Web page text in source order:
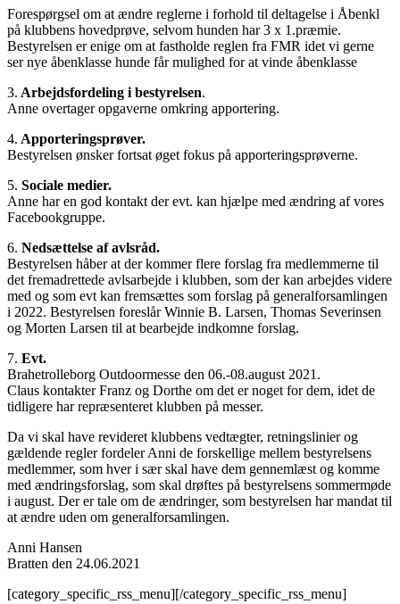
Forespørgsel om at ændre reglerne i forhold til deltagelse i Åbenkl
på klubbens hovedprøve, selvom hunden har 3 x 1.præmie.
Bestyrelsen er enige om at fastholde reglen fra FMR idet vi gerne
ser nye åbenklasse hunde får mulighed for at vinde åbenklasse
3. Arbejdsfordeling i bestyrelsen.
Anne overtager opgaverne omkring apportering.
4. Apporteringsprøver.
Bestyrelsen ønsker fortsat øget fokus på apporteringsprøverne.
5. Sociale medier.
Anne har en god kontakt der evt. kan hjælpe med ændring af vores
Facebookgruppe.
6. Nedsættelse af avlsråd.
Bestyrelsen håber at der kommer flere forslag fra medlemmerne til
det fremadrettede avlsarbejde i klubben, som der kan arbejdes videre
med og som evt kan fremsættes som forslag på generalforsamlingen
i 2022. Bestyrelsen foreslår Winnie B. Larsen, Thomas Severinsen
og Morten Larsen til at bearbejde indkomne forslag.
7. Evt.
Brahetrolleborg Outdoormesse den 06.-08.august 2021.
Claus kontakter Franz og Dorthe om det er noget for dem, idet de
tidligere har repræsenteret klubben på messer.
Da vi skal have revideret klubbens vedtægter, retningslinier og
gældende regler fordeler Anni de forskellige mellem bestyrelsens
medlemmer, som hver i sær skal have dem gennemlæst og komme
med ændringsforslag, som skal drøftes på bestyrelsens sommermøde
i august. Der er tale om de ændringer, som bestyrelsen har mandat til
at ændre uden om generalforsamlingen.
Anni Hansen
Bratten den 24.06.2021
[category_specific_rss_menu][/category_specific_rss_menu]